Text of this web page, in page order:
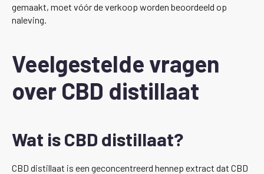
gemaakt, moet vóór de verkoop worden beoordeeld op
naleving.
Veelgestelde vragen
over CBD distillaat
Wat is CBD distillaat?
CBD distillaat is een geconcentreerd hennep extract dat CBD